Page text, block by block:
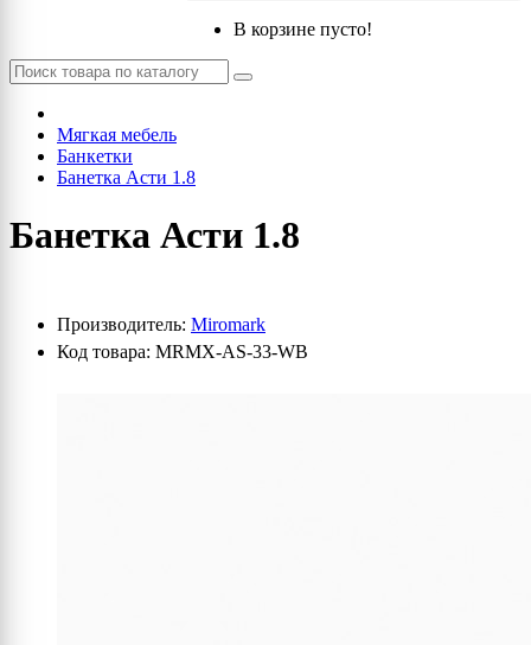
В корзине пусто!
Мягкая мебель
Банкетки
Банетка Асти 1.8
Банетка Асти 1.8
Производитель: Miromark
Код товара: MRMX-AS-33-WB